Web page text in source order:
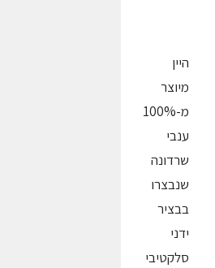
היין
מיוצר
מ-100%
ענבי
שרדונה
שנבצרו
בבציר
ידני
סלקטיבי